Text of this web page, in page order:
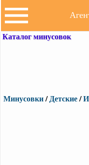
Каталог минусовок
Минусовки/Детские/И